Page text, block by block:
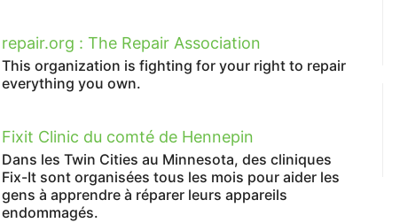
repair.org : The Repair Association
This organization is fighting for your right to repair
everything you own.
Fixit Clinic du comté de Hennepin
Dans les Twin Cities au Minnesota, des cliniques
Fix-It sont organisées tous les mois pour aider les
gens à apprendre à réparer leurs appareils
endommagés.